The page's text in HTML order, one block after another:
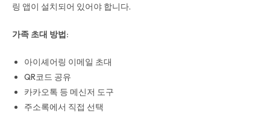
링 앱이 설치되어 있어야 합니다.
가족 초대 방법:
아이셰어링 이메일 초대
QR코드 공유
카카오톡 등 메신저 도구
주소록에서 직접 선택